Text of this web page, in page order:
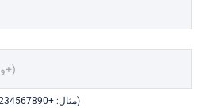
التنسيق: [country code][number] (مثال: +1234567890)